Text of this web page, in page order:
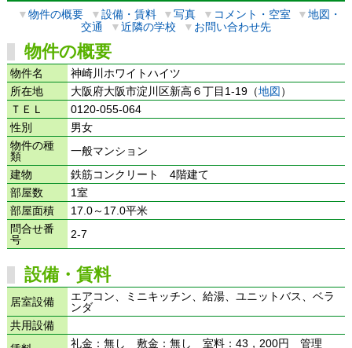
▼物件の概要 ▼設備・賃料 ▼写真 ▼ コメント・空室 ▼地図・
交通
▼近隣の学校 ▼ お問い合わせ先
物件の概要
物件名
神崎川ホワイトハイツ
所在地
大阪府大阪市淀川区新高６丁目1-19（地図 ）
ＴＥＬ
0120-055-064
性別
男女
物件の種
類
一般マンション
建物
鉄筋コンクリート 4階建て
部屋数
1室
部屋面積
17.0～17.0平米
問合せ番
号
2-7
設備・賃料
居室設備
エアコン、ミニキッチン、給湯、ユニットバス、ベラ
ンダ
共用設備
礼金：無し 敷金：無し 室料：43，200円 管理